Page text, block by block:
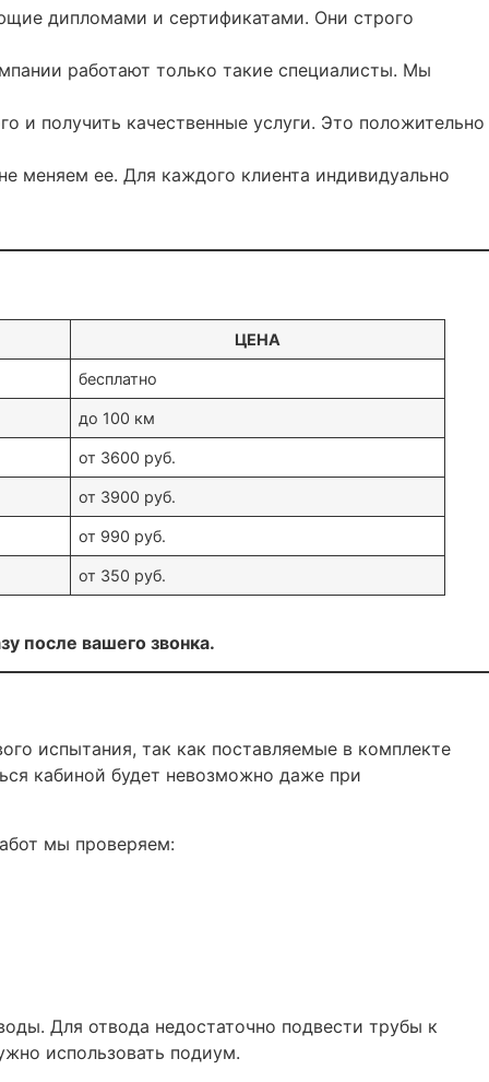
дипломами и сертификатами. Они строго
работают только такие специалисты. Мы
получить качественные услуги. Это положительно
меняем ее. Для каждого клиента индивидуально
ЦЕНА
бесплатно
до 100 км
от 3600 руб.
от 3900 руб.
от 990 руб.
от 350 руб.
после вашего звонка.
испытания, так как поставляемые в комплекте
кабиной будет невозможно даже при
мы проверяем:
Для отвода недостаточно подвести трубы к
использовать подиум.